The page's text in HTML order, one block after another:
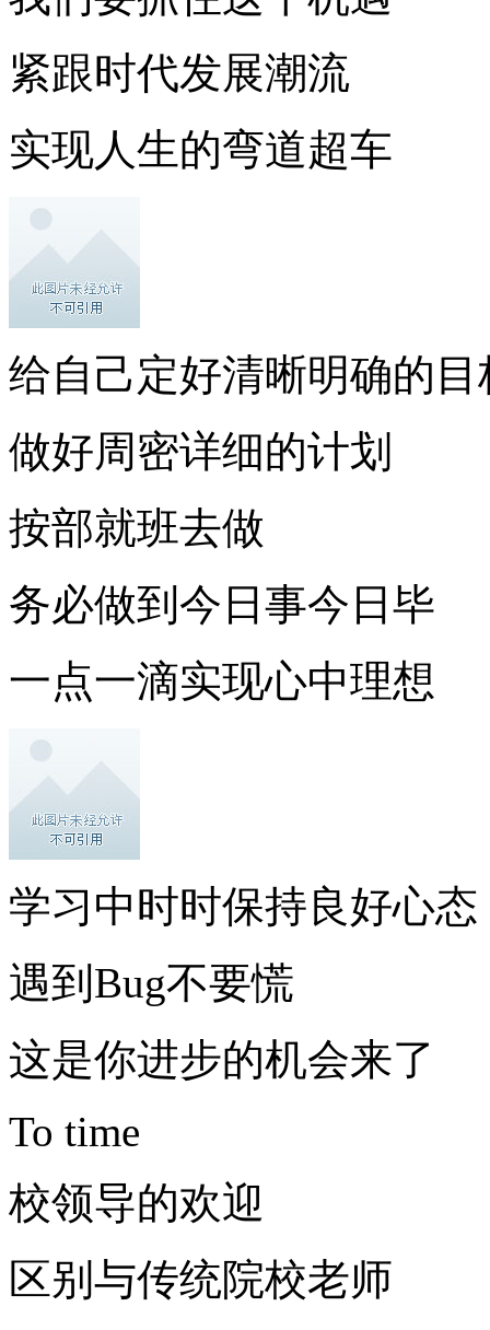
紧跟时代发展潮流
实现人生的弯道超车
给自己定好清晰明确的目
做好周密详细的计划
按部就班去做
务必做到今日事今日毕
一点一滴实现心中理想
学习中时时保持良好心态
遇到Bug不要慌
这是你进步的机会来了
To time
校领导的欢迎
区别与传统院校老师